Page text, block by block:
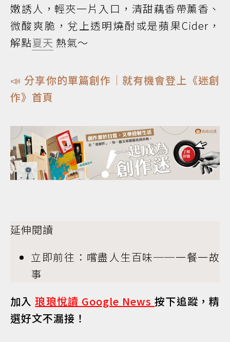
嫩誘人，輕夾一片入口，清甜藕香帶薰香、
微酸爽脆，兌上透明燒酎或是蘋果Cider，
解點夏天 熱氣〜
📣 分享你的單篇創作｜就有機會登上《迷創
作》首頁
延伸閱讀
立即前往：嚐盡人生百味──一餐一故
事
加入琅琅悅讀 Google News按下追蹤，精
選好文不漏接！